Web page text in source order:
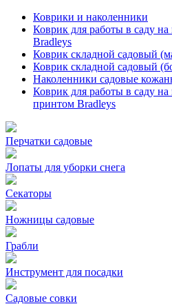
Коврики и наколенники
Коврик для работы в саду
Bradleys
Коврик складной садовый
Коврик складной садовый
Наколенники садовые
Коврик для работы в саду
принтом Bradleys
Перчатки садовые
Лопаты для уборки снега
Секаторы
Ножницы садовые
Грабли
Инструмент для посадки
Садовые совки